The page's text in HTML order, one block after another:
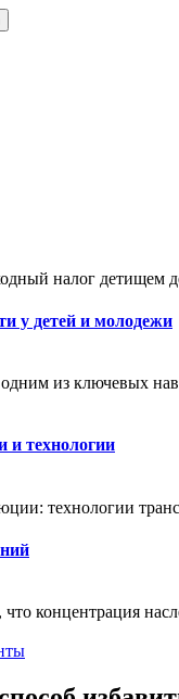
налог детищем
у детей и молодежи
из ключевых
и технологии
технологии
что концентрация